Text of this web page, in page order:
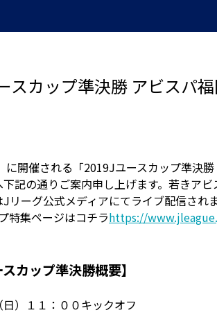
スカップ準決勝 アビスパ
に開催される「2019Jユースカップ準決
記の通りご案内申し上げます。若きア
リーグ公式メディアにてライブ配信さ
特集ページはコチラhttps://
カップ準決勝概要】
日）１１：００キックオフ